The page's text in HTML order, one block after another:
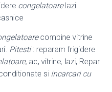
congelatoarelazi
combine vitrine
Pitesti: reparam frigidere
, ac, vitrine, lazi, Repar
si incarcari cu